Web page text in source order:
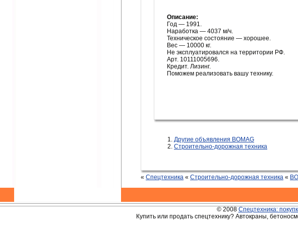
Описание:
Год — 1991.
Наработка — 4037 м/ч.
Техническое состояние — хорошее.
Вес — 10000 кг.
Не эксплуатировался на территории РФ.
Арт. 10111005696.
Кредит. Лизинг.
Поможем реализовать вашу технику.
Другие объявления BOMAG
Строительно-дорожная техника
« Спецтехника « Строительно-дорожная техника «
© 2008 Спецтехника:
Купить или продать спецтехнику? Автокраны,